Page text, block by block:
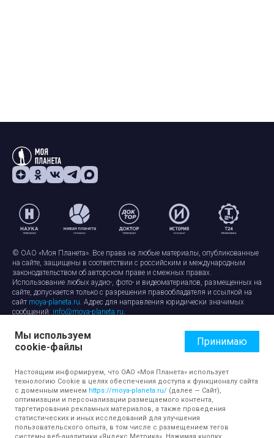
© ОАО «Моя Планета». Все права на любые материалы, опубликованные
на сайте, защищены в соответствии с российским и международным
законодательством об авторском праве и смежных правах.
Использование любых аудио-, фото- и видеоматериалов, размещенных на
сайте, допускается только с разрешения правообладателя и ссылкой на
сайт moya-planeta.ru. Адрес для направления юридически значимых
сообщений: info@moya-planeta.ru.
Правила сайтаРабота с cookie-файлами
Защита персональных данных
Обработка персональных данных
Мы используем
cookie-файлы
Принимаю
Настоящим информируем, что ОАО «Моя Планета» использует
технологию Cookie в целях обеспечения доступа к функционалу сайта
с доменным именем https://moya-planeta.ru/ (далее — Сайт),
оптимизации и персонализации размещаемого контента,
таргетирования рекламных материалов, а также проведения
статистических и иных исследований для улучшения
пользовательского опыта, в том числе с размещением тегов